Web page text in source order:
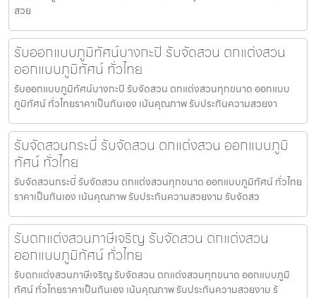
สวย
รับออกแบบภูมิทัศน์บางกะปิ รับจัดสวน ตกแต่งสวน
ออกแบบภูมิทัศน์ ทั่วไทย
รับออกแบบภูมิทัศน์บางกะปิ รับจัดสวน ตกแต่งสวนทุกขนาด ออกแบบ
ภูมิทัศน์ ทั่วไทยราคาเป็นกันเอง เน้นคุณภาพ รับประกันความสวยงา
รับจัดสวนกระบี่ รับจัดสวน ตกแต่งสวน ออกแบบภูมิ
ทัศน์ ทั่วไทย
รับจัดสวนกระบี่ รับจัดสวน ตกแต่งสวนทุกขนาด ออกแบบภูมิทัศน์ ทั่วไทย
ราคาเป็นกันเอง เน้นคุณภาพ รับประกันความสวยงาม รับจัดสว
รับตกแต่งสวนภาษีเจริญ รับจัดสวน ตกแต่งสวน
ออกแบบภูมิทัศน์ ทั่วไทย
รับตกแต่งสวนภาษีเจริญ รับจัดสวน ตกแต่งสวนทุกขนาด ออกแบบภูมิ
ทัศน์ ทั่วไทยราคาเป็นกันเอง เน้นคุณภาพ รับประกันความสวยงาม รั